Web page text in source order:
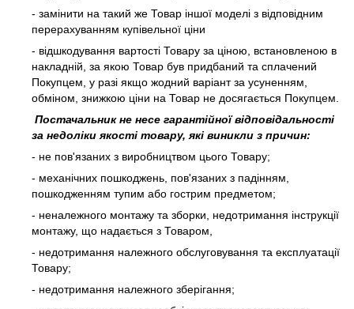
- замінити на такий же Товар іншої моделі з відповідним
перерахуванням купівельної ціни
- відшкодування вартості Товару за ціною, встановленою в
накладній, за якою Товар був придбаний та сплачений
Покупцем, у разі якщо жодний варіант за усуненням,
обміном, знижкою ціни на Товар не досягається Покупцем.
Постачальник не несе гарантійної відповідальності
за недоліки якості товару, які виникли з причин:
- не пов'язаних з виробництвом цього Товару;
- механічних пошкоджень, пов'язаних з падінням,
пошкодженням тупим або гострим предметом;
- неналежного монтажу та зборки, недотримання інструкції
монтажу, що надається з Товаром,
- недотримання належного обслуговування та експлуатації
Товару;
- недотримання належного зберігання;